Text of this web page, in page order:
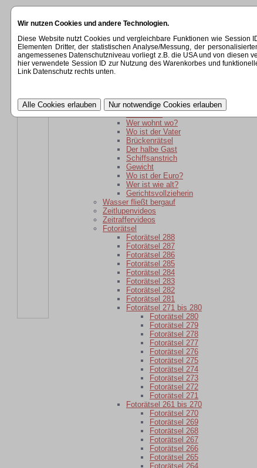
Wir nutzen Cookies und andere Technologien.
Diese Website nutzt Cookies und vergleichbare Funktionen wie
Elementen Dritter, der statistischen Analyse/Messung, der
angemessenes Datenschutzniveau vorliegt z.B. die USA und von diesen
hier verwendete Session ID zur Nutzung des Warenkorbes und
Link Datenschutz rechts unten.
Kategorien
Rätsel
Rätsel für daheim gebliebene
Wer ist wie alt?
wer ist weiter weg?
kaputte Sicherung
Kartoffelsackrätsel
Wer wohnt wo?
Wo ist der Vater
Brückenrätsel
Der halbe Gast
Schiffsanstrich
Gewicht
Wo ist der Euro?
Wer ist wie alt?
Gerichtsvollzieherin
Wasser fließt bergauf
Zeitlupenvideos
Zeitraffervideos
Fotorätsel
Fotorätsel 288
Fotorätsel 287
Fotorätsel 286
Fotorätsel 285
Fotorätsel 284
Fotorätsel 283
Fotorätsel 282
Fotorätsel 281
Fotorätsel 271 bis 280
Fotorätsel 280
Fotorätsel 279
Fotorätsel 278
Fotorätsel 277
Fotorätsel 276
Fotorätsel 275
Fotorätsel 274
Fotorätsel 273
Fotorätsel 272
Fotorätsel 271
Fotorätsel 261 bis 270
Fotorätsel 270
Fotorätsel 269
Fotorätsel 268
Fotorätsel 267
Fotorätsel 266
Fotorätsel 265
Fotorätsel 264